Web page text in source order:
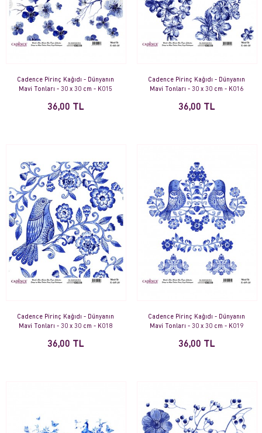
Cadence Pirinç Kağıdı - Dünyanın
Mavi Tonları - 30 x 30 cm - K015
36,00 TL
Cadence Pirinç Kağıdı - Dünyanın
Mavi Tonları - 30 x 30 cm - K016
36,00 TL
Cadence Pirinç Kağıdı - Dünyanın
Mavi Tonları - 30 x 30 cm - K018
36,00 TL
Cadence Pirinç Kağıdı - Dünyanın
Mavi Tonları - 30 x 30 cm - K019
36,00 TL